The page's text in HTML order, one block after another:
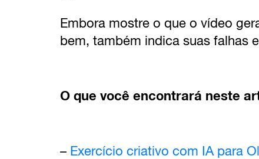
Embora mostre o que o vídeo
bem, também indica suas falhas
O que você encontrará neste
– Exercício criativo com IA para